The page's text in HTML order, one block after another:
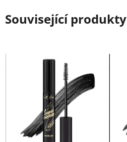
Související produkty